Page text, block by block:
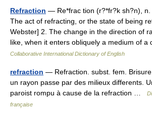
Refraction — Re*frac tion (r?*fr?k sh?n), n.
The act of refracting, or the state of being
Webster] 2. The change in the direction of
like, when it enters obliquely a medium of
Collaborative International Dictionary of English
refraction — Refraction. subst. fem.
un rayon passe par des milieux differents.
paroist rompu à cause de la refraction …
française